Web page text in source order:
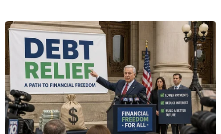
Chỉ cần lướt qua một quán nhậu sau giờ tan
tầm, chị Thảo có thể cảm nhận được ngay: mình
không cô đơn. Ngoài kia, có biết bao cô vợ đang
hòa vào dòng người vội vã,luồn lách qua những
dãy phố tấp nập để về nhà đón con, nấu nướng
trong khi những người chồng của họ có thể
đang ngồi thoải mái... ở quán bia hơi.
Kết quả một khảo sát được thực hiện từ năm